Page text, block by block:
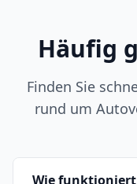
Häufig
Finden Sie
rund um
Wie